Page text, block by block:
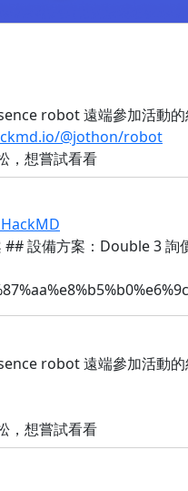
robot 遠端參加活動
@jothon/robot
，想嘗試看看
設備方案：Double 3 詢
robot 遠端參加活動
，想嘗試看看